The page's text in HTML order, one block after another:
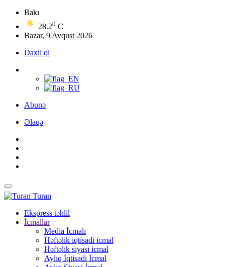
Bakı
28.20 C
Bazar, 9 Avqust 2026
Daxil ol
Abunə
Əlaqə
Turan
Ekspress təhlil
İcmallar
Media İcmalı
Həftəlik iqtisadi icmal
Həftəlik siyasi icmal
Aylıq İqtisadi İcmal